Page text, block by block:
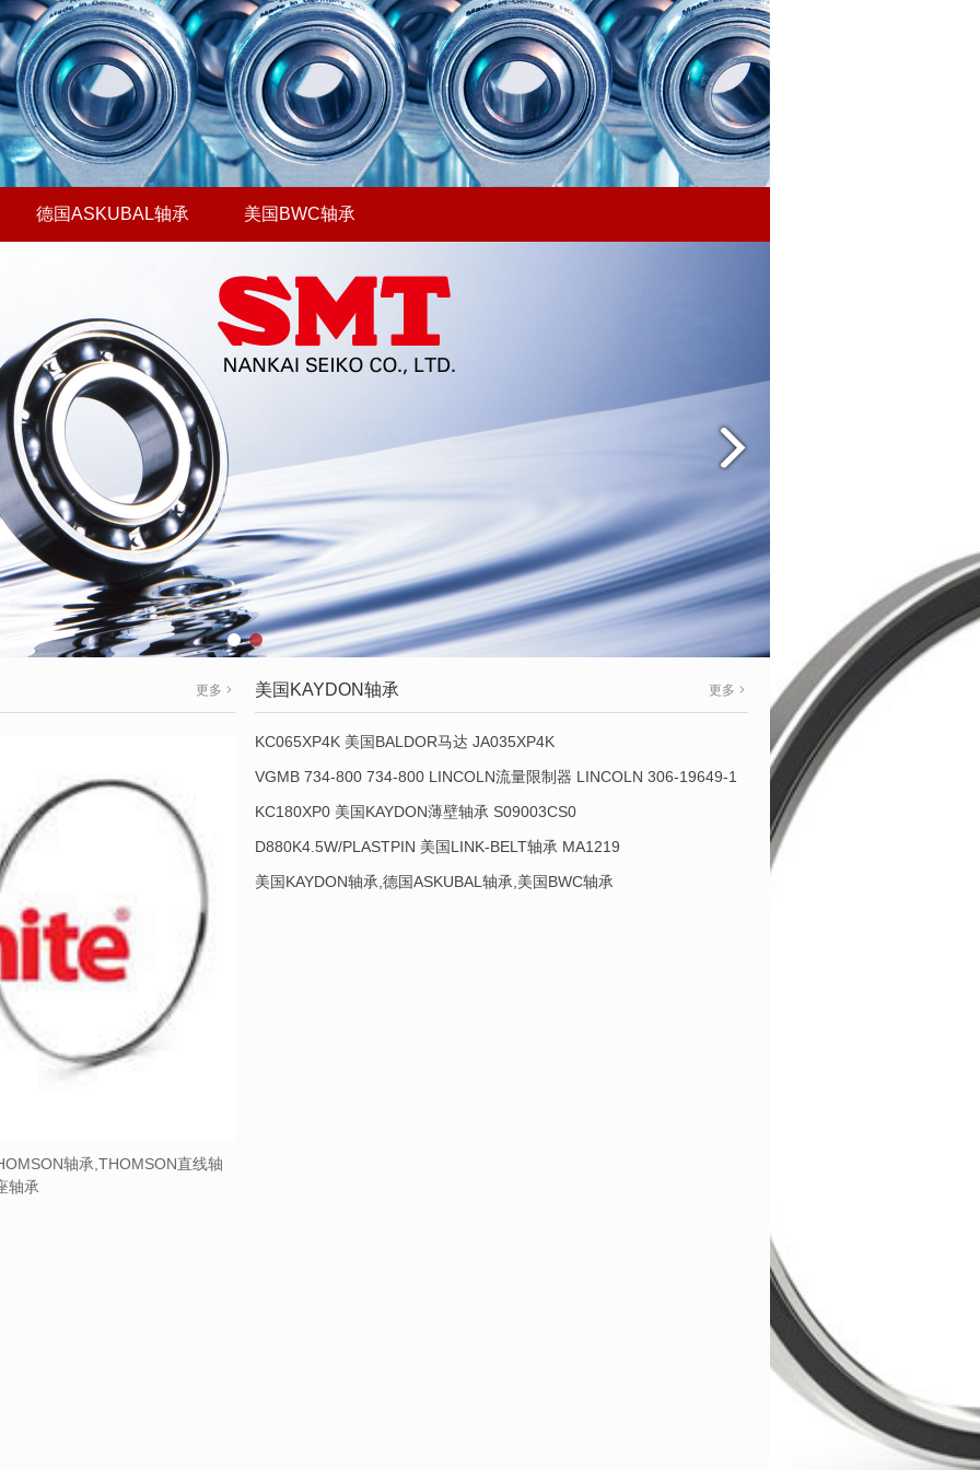
德国ASKUBAL轴承 美国BWC轴承
更多
轴承,THOMSON直线轴
轴承
美国KAYDON轴承 更多
KC065XP4K 美国BALDOR马达 JA035XP4K
VGMB 734-800 734-800 LINCOLN流量限制器 LINCOLN 306-19649-1
KC180XP0 美国KAYDON薄壁轴承 S09003CS0
D880K4.5W/PLASTPIN 美国LINK-BELT轴承 MA1219
美国KAYDON轴承,德国ASKUBAL轴承,美国BWC轴承